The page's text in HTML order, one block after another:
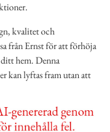
kvalitet och
från Ernst för att förhöja
hem. Denna
kan lyftas fram utan att